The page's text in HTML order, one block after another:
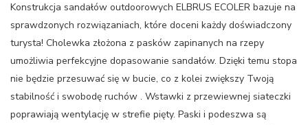
Konstrukcja sandałów outdoorowych ELBRUS ECOLER bazuje na
sprawdzonych rozwiązaniach, które doceni każdy doświadczony
turysta! Cholewka złożona z pasków zapinanych na rzepy
umożliwia perfekcyjne dopasowanie sandałów. Dzięki temu stopa
nie będzie przesuwać się w bucie, co z kolei zwiększy Twoją
stabilność i swobodę ruchów . Wstawki z przewiewnej siateczki
poprawiają wentylację w strefie pięty. Paski i podeszwa są